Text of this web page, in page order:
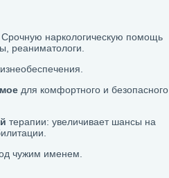
наркологическую помощь
реаниматологи.
для комфортного и безопасного
терапии: увеличивает шансы на
чужим именем.